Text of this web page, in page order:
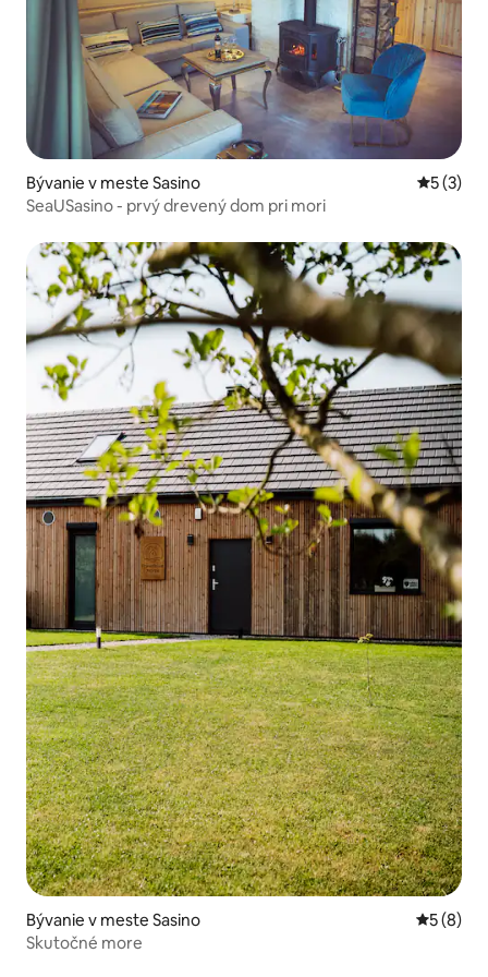
Bývanie v meste Sasino
5 (3)
SeaUSasino - prvý drevený dom pri mori
Bývanie v meste Sasino
5 (8)
Skutočné more